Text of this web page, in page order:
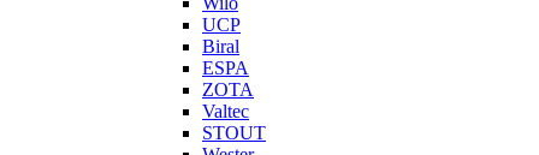
UCP
Biral
ESPA
ZOTA
Valtec
STOUT